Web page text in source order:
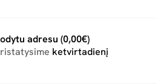
adresu (0,00€)
ketvirtadienį